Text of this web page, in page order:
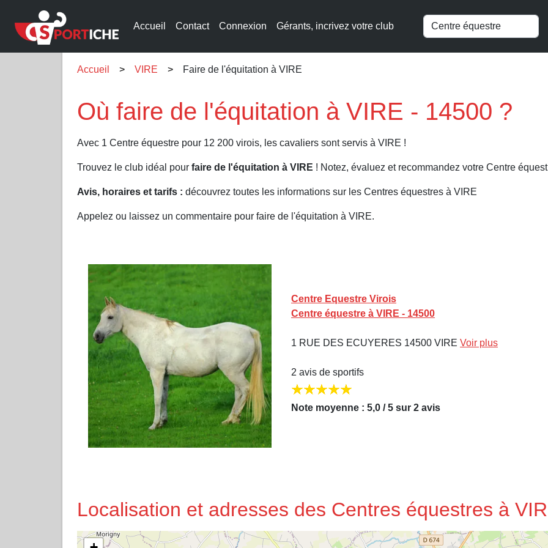
Accueil Contact Connexion Gérants, incrivez votre club
Accueil VIRE Faire de l'équitation à VIRE
Où faire de l'équitation à VIRE - 14500 ?
Avec 1 Centre équestre pour 12 200 virois, les cavaliers sont servis à VIRE !
Trouvez le club idéal pour faire de l'équitation à VIRE ! Notez, évaluez et recommandez votre Centre
Avis, horaires et tarifs : découvrez toutes les informations sur les Centres équestres à VIRE
Appelez ou laissez un commentaire pour faire de l'équitation à VIRE.
Centre Equestre Virois
Centre équestre à VIRE - 14500
1 RUE DES ECUYERES 14500 VIRE Voir plus
2 avis de sportifs
Note moyenne : 5,0 / 5 sur 2 avis
Localisation et adresses des Centres équestres à